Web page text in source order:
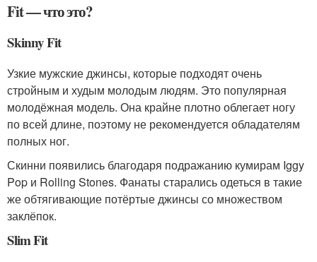
Fit — что это?
Skinny Fit
Узкие мужские джинсы, которые подходят очень
стройным и худым молодым людям. Это популярная
молодёжная модель. Она крайне плотно облегает ногу
по всей длине, поэтому не рекомендуется обладателям
полных ног.
Скинни появились благодаря подражанию кумирам Iggy
Pop и Rolling Stones. Фанаты старались одеться в такие
же обтягивающие потёртые джинсы со множеством
заклёпок.
Slim Fit